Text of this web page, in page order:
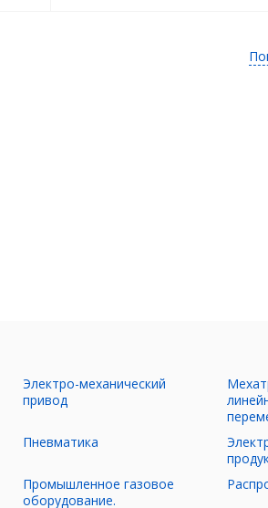
Электро-механический
привод
Пневматика
Промышленное газовое
оборудование.